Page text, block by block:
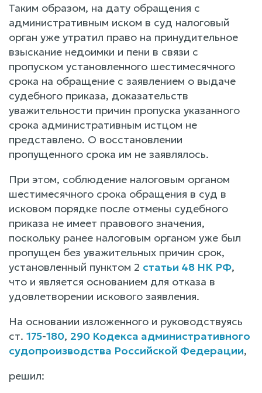
Таким образом, на дату обращения с
административным иском в суд налоговый
орган уже утратил право на принудительное
взыскание недоимки и пени в связи с
пропуском установленного шестимесячного
срока на обращение с заявлением о выдаче
судебного приказа, доказательств
уважительности причин пропуска указанного
срока административным истцом не
представлено. О восстановлении
пропущенного срока им не заявлялось.
При этом, соблюдение налоговым органом
шестимесячного срока обращения в суд в
исковом порядке после отмены судебного
приказа не имеет правового значения,
поскольку ранее налоговым органом уже был
пропущен без уважительных причин срок,
установленный пунктом 2 статьи 48 НК РФ,
что и является основанием для отказа в
удовлетворении искового заявления.
На основании изложенного и руководствуясь
ст. 175-180, 290 Кодекса административного
судопроизводства Российской Федерации,
решил: